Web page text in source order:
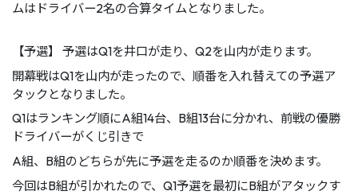
ムはドライバー2名の合算タイムとなりました。
【予選】 予選はQ1を井口が走り、Q2を山内が走ります。
開幕戦はQ1を山内が走ったので、順番を入れ替えての予選ア
タックとなりました。
Q1はランキング順にA組14台、B組13台に分かれ、前戦の優勝
ドライバーがくじ引きで
A組、B組のどちらが先に予選を走るのか順番を決めます。
今回はB組が引かれたので、Q1予選を最初にB組がアタックす